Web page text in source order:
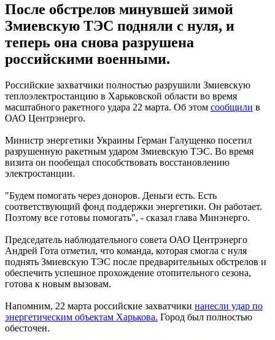
После обстрелов минувшей зимой
Змиевскую ТЭС подняли с нуля, и
теперь она снова разрушена
российскими военными.
Российские захватчики полностью разрушили Змиевскую
теплоэлектростанцию в Харьковской области во время
масштабного ракетного удара 22 марта. Об этом сообщили в
ОАО Центрэнерго.
Министр энергетики Украины Герман Галущенко посетил
разрушенную ракетным ударом Змиевскую ТЭС. Во время
визита он пообещал способствовать восстановлению
электростанции.
"Будем помогать через доноров. Деньги есть. Есть
соответствующий фонд поддержки энергетики. Он работает.
Поэтому все готовы помогать", - сказал глава Минэнерго.
Председатель наблюдательного совета ОАО Центрэнерго
Андрей Гота отметил, что команда, которая смогла с нуля
поднять Змиевскую ТЭС после предварительных обстрелов и
обеспечить успешное прохождение отопительного сезона,
готова к новым вызовам.
Напомним, 22 марта российские захватчики нанесли удар по
энергетическим объектам Харькова. Город был полностью
обесточен.